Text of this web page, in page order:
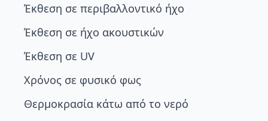
Έκθεση σε περιβαλλοντικό ήχο
Έκθεση σε ήχο ακουστικών
Έκθεση σε UV
Χρόνος σε φυσικό φως
Θερμοκρασία κάτω από το νερό